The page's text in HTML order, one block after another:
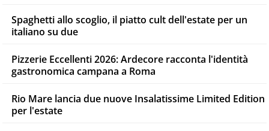
Spaghetti allo scoglio, il piatto cult dell'estate per un
italiano su due
Pizzerie Eccellenti 2026: Ardecore racconta l'identità
gastronomica campana a Roma
Rio Mare lancia due nuove Insalatissime Limited Edition
per l'estate